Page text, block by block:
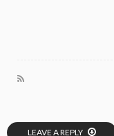
LEAVE A REPLY